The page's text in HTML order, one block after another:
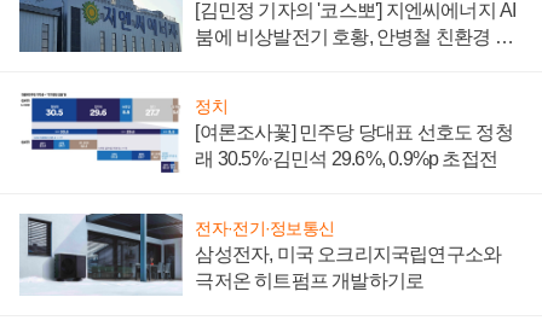
[김민정 기자의 '코스뽀'] 지엔씨에너지 AI
붐에 비상발전기 호황, 안병철 친환경 에
정치
[여론조사꽃] 민주당 당대표 선호도 정청
래 30.5%·김민석 29.6%, 0.9%p 초접전
전자·전기·정보통신
삼성전자, 미국 오크리지국립연구소와
극저온 히트펌프 개발하기로